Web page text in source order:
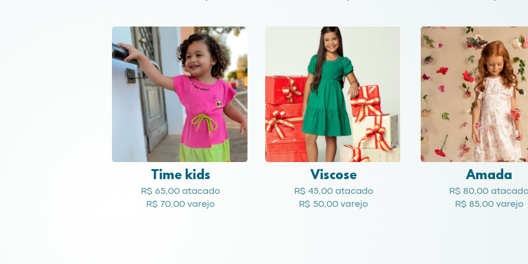
Time kids
R$ 65,00 atacado
R$ 70,00 varejo
Viscose
R$ 45,00 atacado
R$ 50,00 varejo
Amada
R$ 80,00
R$ 85,00 varejo